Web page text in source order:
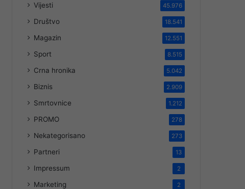
Vijesti 45.976
Društvo 18.541
Magazin 12.551
Sport 8.515
Crna hronika 5.042
Biznis 2.909
Smrtovnice 1.212
PROMO 278
Nekategorisano 273
Partneri 13
Impressum 2
Marketing 2